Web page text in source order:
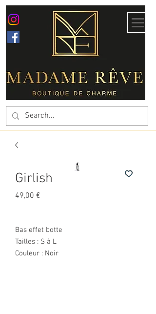
Girlish
49,00 €
Bas effet botte
Tailles : S à L
Couleur : Noir